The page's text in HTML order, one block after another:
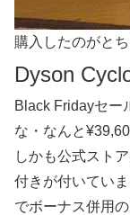
購入したのがとち
Dyson
Black Fridayセー
な・なんと
しかも公式スト
付きが付いてい
でボーナス併用